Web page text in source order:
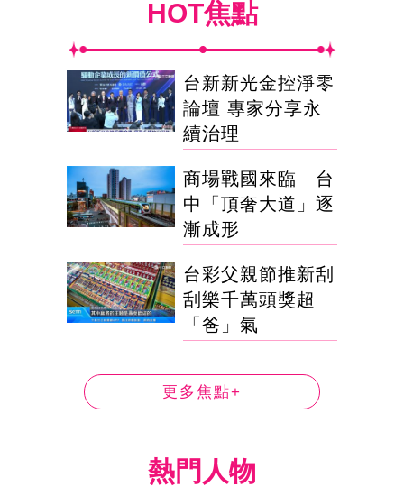
HOT焦點
台新新光金控淨零
論壇 專家分享永
續治理
商場戰國來臨 台
中「頂奢大道」逐
漸成形
台彩父親節推新刮
刮樂千萬頭獎超
「爸」氣
更多焦點+
熱門人物